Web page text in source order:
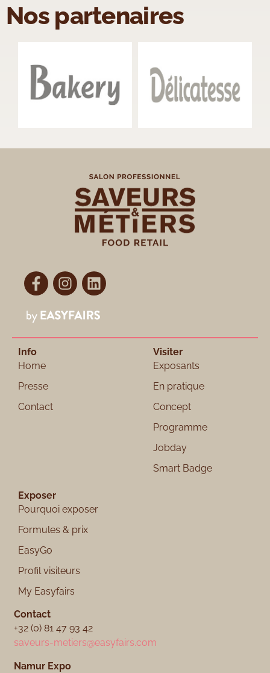
Nos partenaires
Info
Home
Presse
Contact
Visiter
Exposants
En pratique
Concept
Programme
Jobday
Smart Badge
Exposer
Pourquoi exposer
Formules & prix
EasyGo
Profil visiteurs
My Easyfairs
Contact
+32 (0) 81 47 93 42
saveurs-metiers@easyfairs.com
Namur Expo​